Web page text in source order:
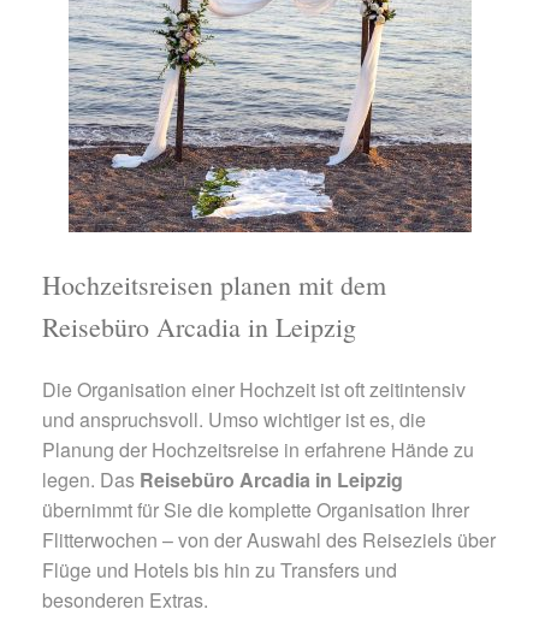
Hochzeitsreisen planen mit dem
Reisebüro Arcadia in Leipzig
Die Organisation einer Hochzeit ist oft zeitintensiv
und anspruchsvoll. Umso wichtiger ist es, die
Planung der Hochzeitsreise in erfahrene Hände zu
legen. Das Reisebüro Arcadia in Leipzig
übernimmt für Sie die komplette Organisation Ihrer
Flitterwochen – von der Auswahl des Reiseziels über
Flüge und Hotels bis hin zu Transfers und
besonderen Extras.